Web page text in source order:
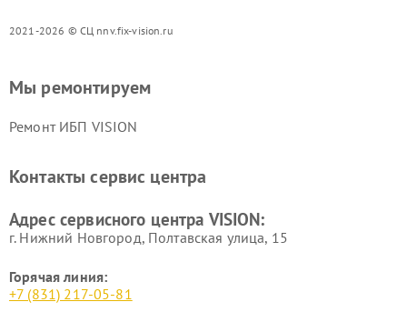
2021-2026 © СЦ nnv.fix-vision.ru
Мы ремонтируем
Ремонт ИБП VISION
Контакты сервис центра
Адрес сервисного центра VISION:
г. Нижний Новгород, Полтавская улица, 15
Горячая линия:
+7 (831) 217-05-81